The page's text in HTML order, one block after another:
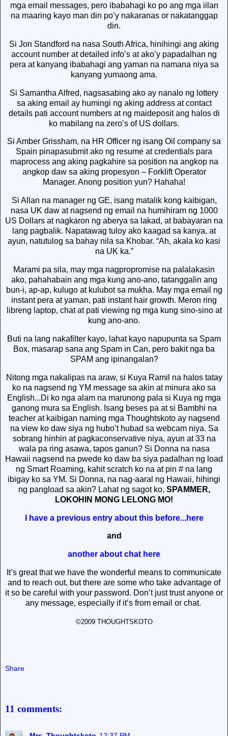
mga email messages, pero ibabahagi ko po ang mga iilan
na maaring kayo man din po’y nakaranas or nakatanggap
din.
Si Jon Standford na nasa South Africa, hinihingi ang aking
account number at detailed info’s at ako’y papadalhan ng
pera at kanyang ibabahagi ang yaman na namana niya sa
kanyang yumaong ama.
Si Samantha Alfred, nagsasabing ako ay nanalo ng lottery
sa aking email ay humingi ng aking address at contact
details pati account numbers at ng maideposit ang halos di
ko mabilang na zero’s of US dollars.
Si Amber Grissham, na HR Officer ng isang Oil company sa
Spain pinapasubmit ako ng resume at credentials para
maprocess ang aking pagkahire sa position na angkop na
angkop daw sa aking propesyon – Forklift Operator
Manager. Anong position yun? Hahaha!
Si Allan na manager ng GE, isang matalik kong kaibigan,
nasa UK daw at nagsend ng email na humihiram ng 1000
US Dollars at nagkaron ng aberya sa lakad, at babayaran na
lang pagbalik. Napatawag tuloy ako kaagad sa kanya, at
ayun, natutulog sa bahay nila sa Khobar. “Ah, akala ko kasi
na UK ka.”
Marami pa sila, may mga nagpropromise na palalakasin
ako, pahahabain ang mga kung ano-ano, tatanggalin ang
bun-i, ap-ap, kulugo at kulubot sa mukha. May mga email ng
instant pera at yaman, pati instant hair growth. Meron ring
libreng laptop, chat at pati viewing ng mga kung sino-sino at
kung ano-ano.
Buti na lang nakafilter kayo, lahat kayo napupunta sa Spam
Box, masarap sana ang Spam in Can, pero bakit nga ba
SPAM ang ipinangalan?
Nitong mga nakalipas na araw, si Kuya Ramil na halos tatay
ko na nagsend ng YM message sa akin at minura ako sa
English...Di ko nga alam na marunong pala si Kuya ng mga
ganong mura sa English. Isang beses pa at si Bambhi na
teacher at kaibigan naming mga Thoughtskoto ay nagsend
na view ko daw siya ng hubo’t hubad sa webcam niya. Sa
sobrang hinhin at pagkaconservative niya, ayun at 33 na
wala pa ring asawa, tapos ganun? Si Donna na nasa
Hawaii nagsend na pwede ko daw ba siya padalhan ng load
ng Smart Roaming, kahit scratch ko na at pin # na lang
ibigay ko sa YM. Si Donna, na nag-aaral ng Hawaii, hihingi
ng pangload sa akin? Lahat ng sagot ko, SPAMMER,
LOKOHIN MONG LELONG MO!
I have a previous entry about this before...here
and
another about chat here
It’s great that we have the wonderful means to communicate
and to reach out, but there are some who take advantage of
it so be careful with your password. Don’t just trust anyone or
any message, especially if it’s from email or chat.
©2009 THOUGHTSKOTO
Share
11 comments: